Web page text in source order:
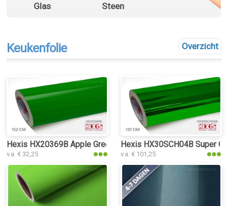
Glas Steen
Overzicht
Keukenfolie
Hexis HX20369B Apple Green Gloss keukenfolie
v.a. € 32,25
Hexis HX30SCH04B Super
v.a. € 101,25